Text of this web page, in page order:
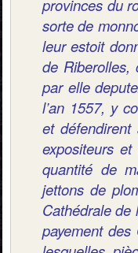
provinces du
sorte de
leur estoit
de Riberolles,
par elle
l’an 1557, y
et
expositeurs
quantité de
jettons de
Cathédrale de
payement